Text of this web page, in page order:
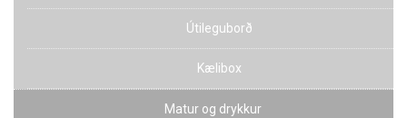
Útileguborð
Kælibox
Matur og drykkur